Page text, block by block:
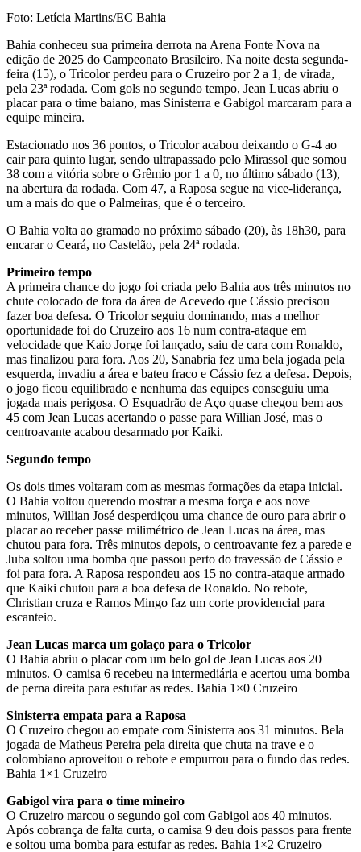
Foto: Letícia Martins/EC Bahia
Bahia conheceu sua primeira derrota na Arena Fonte Nova na
edição de 2025 do Campeonato Brasileiro. Na noite desta segunda-
feira (15), o Tricolor perdeu para o Cruzeiro por 2 a 1, de virada,
pela 23ª rodada. Com gols no segundo tempo, Jean Lucas abriu o
placar para o time baiano, mas Sinisterra e Gabigol marcaram para a
equipe mineira.
Estacionado nos 36 pontos, o Tricolor acabou deixando o G-4 ao
cair para quinto lugar, sendo ultrapassado pelo Mirassol que somou
38 com a vitória sobre o Grêmio por 1 a 0, no último sábado (13),
na abertura da rodada. Com 47, a Raposa segue na vice-liderança,
um a mais do que o Palmeiras, que é o terceiro.
O Bahia volta ao gramado no próximo sábado (20), às 18h30, para
encarar o Ceará, no Castelão, pela 24ª rodada.
Primeiro tempo
A primeira chance do jogo foi criada pelo Bahia aos três minutos no
chute colocado de fora da área de Acevedo que Cássio precisou
fazer boa defesa. O Tricolor seguiu dominando, mas a melhor
oportunidade foi do Cruzeiro aos 16 num contra-ataque em
velocidade que Kaio Jorge foi lançado, saiu de cara com Ronaldo,
mas finalizou para fora. Aos 20, Sanabria fez uma bela jogada pela
esquerda, invadiu a área e bateu fraco e Cássio fez a defesa. Depois,
o jogo ficou equilibrado e nenhuma das equipes conseguiu uma
jogada mais perigosa. O Esquadrão de Aço quase chegou bem aos
45 com Jean Lucas acertando o passe para Willian José, mas o
centroavante acabou desarmado por Kaiki.
Segundo tempo
Os dois times voltaram com as mesmas formações da etapa inicial.
O Bahia voltou querendo mostrar a mesma força e aos nove
minutos, Willian José desperdiçou uma chance de ouro para abrir o
placar ao receber passe milimétrico de Jean Lucas na área, mas
chutou para fora. Três minutos depois, o centroavante fez a parede e
Juba soltou uma bomba que passou perto do travessão de Cássio e
foi para fora. A Raposa respondeu aos 15 no contra-ataque armado
que Kaiki chutou para a boa defesa de Ronaldo. No rebote,
Christian cruza e Ramos Mingo faz um corte providencial para
escanteio.
Jean Lucas marca um golaço para o Tricolor
O Bahia abriu o placar com um belo gol de Jean Lucas aos 20
minutos. O camisa 6 recebeu na intermediária e acertou uma bomba
de perna direita para estufar as redes. Bahia 1×0 Cruzeiro
Sinisterra empata para a Raposa
O Cruzeiro chegou ao empate com Sinisterra aos 31 minutos. Bela
jogada de Matheus Pereira pela direita que chuta na trave e o
colombiano aproveitou o rebote e empurrou para o fundo das redes.
Bahia 1×1 Cruzeiro
Gabigol vira para o time mineiro
O Cruzeiro marcou o segundo gol com Gabigol aos 40 minutos.
Após cobrança de falta curta, o camisa 9 deu dois passos para frente
e soltou uma bomba para estufar as redes. Bahia 1×2 Cruzeiro